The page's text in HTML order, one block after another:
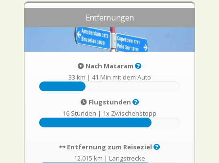
Entfernungen
Nach Mataram
33 km | 41 Min mit dem Auto
Flugstunden
16 Stunden | 1x Zwischenstopp
Entfernung zum Reiseziel
12.015 km | Langstrecke